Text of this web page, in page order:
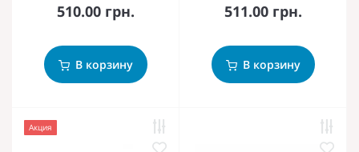
510.00 грн.
В корзину
511.00 грн.
В корзину
Акция